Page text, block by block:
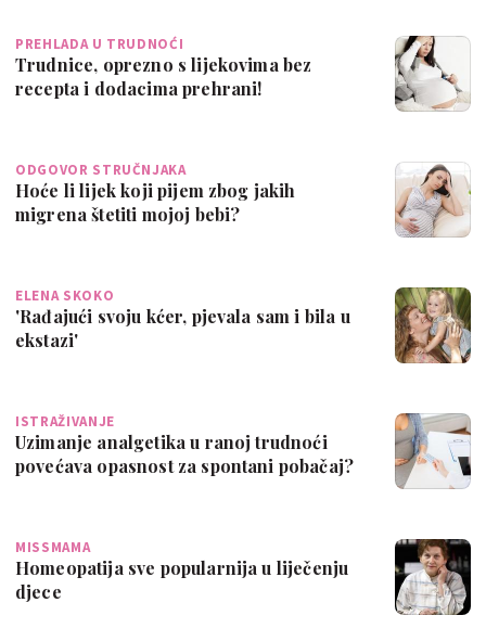
PREHLADA U TRUDNOĆI
Trudnice, oprezno s lijekovima bez
recepta i dodacima prehrani!
ODGOVOR STRUČNJAKA
Hoće li lijek koji pijem zbog jakih
migrena štetiti mojoj bebi?
ELENA SKOKO
'Rađajući svoju kćer, pjevala sam i bila u
ekstazi'
ISTRAŽIVANJE
Uzimanje analgetika u ranoj trudnoći
povećava opasnost za spontani pobačaj?
MISSMAMA
Homeopatija sve popularnija u liječenju
djece